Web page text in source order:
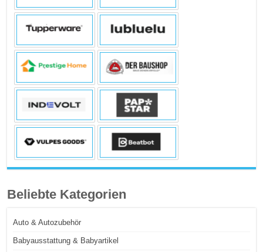
Beliebte Kategorien
Auto & Autozubehör
Babyausstattung & Babyartikel